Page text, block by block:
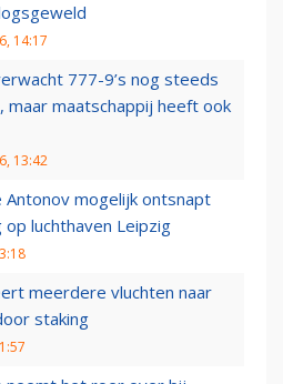
14:17
777-9’s nog steeds
maar maatschappij heeft ook
13:42
Antonov mogelijk ontsnapt
op luchthaven Leipzig
meerdere vluchten naar
staking